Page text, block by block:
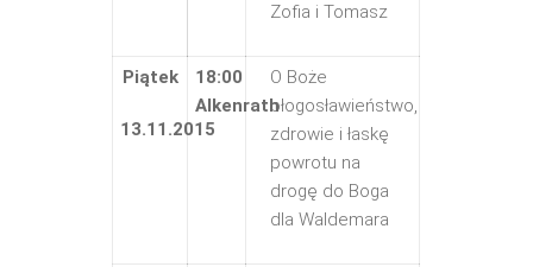
Zofia i Tomasz
Piątek
13.11.2015
18:00
Alkenrath
O Boże
błogosławieństwo,
zdrowie i łaskę
powrotu na
drogę do Boga
dla Waldemara